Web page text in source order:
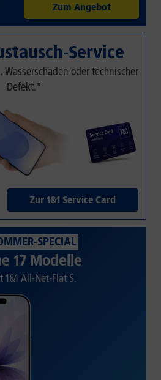
Zum Angebot
Service
Wasserschaden oder technischer
Defekt.*
Zur 1&1 Service Card
SPECIAL
17 Modelle
1&1 All-Net-Flat S.